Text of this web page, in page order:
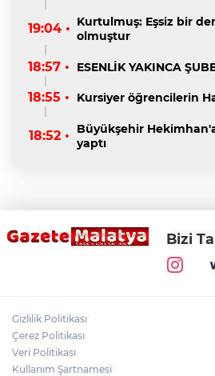
19:04 • Kurtulmuş: Eşsiz bir
olmuştur
18:57 • ESENLİK YAKINCA
18:55 • Kursiyer öğrencilerin
18:52 •
Büyükşehir Hekimhan'a
yaptı
Bizi
Gizlilik Politikası
Çerez Politikası
Veri Politikası
Kullanım Şartnamesi